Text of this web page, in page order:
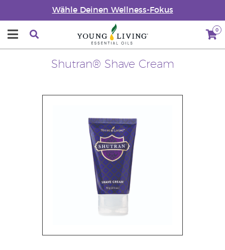
Wähle Deinen Wellness-Fokus
0
Shutran® Shave Cream